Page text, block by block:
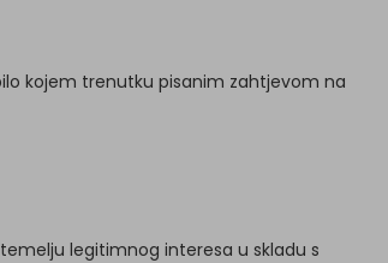
kojem trenutku pisanim zahtjevom na
legitimnog interesa u skladu s